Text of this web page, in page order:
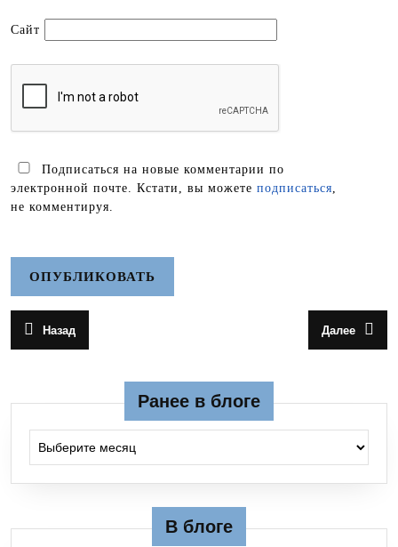
Сайт
Подписаться на новые комментарии по
электронной почте. Кстати, вы можете подписаться
не комментируя.
Навигация
по
Назад
Предыдущая
запись:
Далее
запись:
Ранее в блоге
В блоге